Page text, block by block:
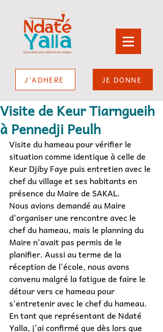
J'ADHERE JE DONNE
Visite de Keur Tiarngueih
à Pennedji Peulh
Visite du hameau pour vérifier le
situation comme identique à celle de
Keur Djiby Faye puis entretien avec le
chef du village et ses habitants en
présence du Maire de SAKAL.
Nous avions demandé au Maire
d'organiser une rencontre avec le
chef du hameau, mais le planning du
Maire n'avait pas permis de le
planifier. Aussi au terme de la
réception de l'école, nous avons
convenu malgré la fatigue de faire le
détour vers ce hameau pour
s'entretenir avec le chef du hameau.
En tant que représentant de Ndaté
Yalla, j'ai confirmé que dès lors que